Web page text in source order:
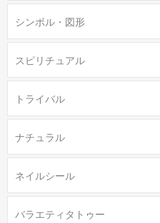
シンボル・図形
スピリチュアル
トライバル
ナチュラル
ネイルシール
バラエティタトゥー